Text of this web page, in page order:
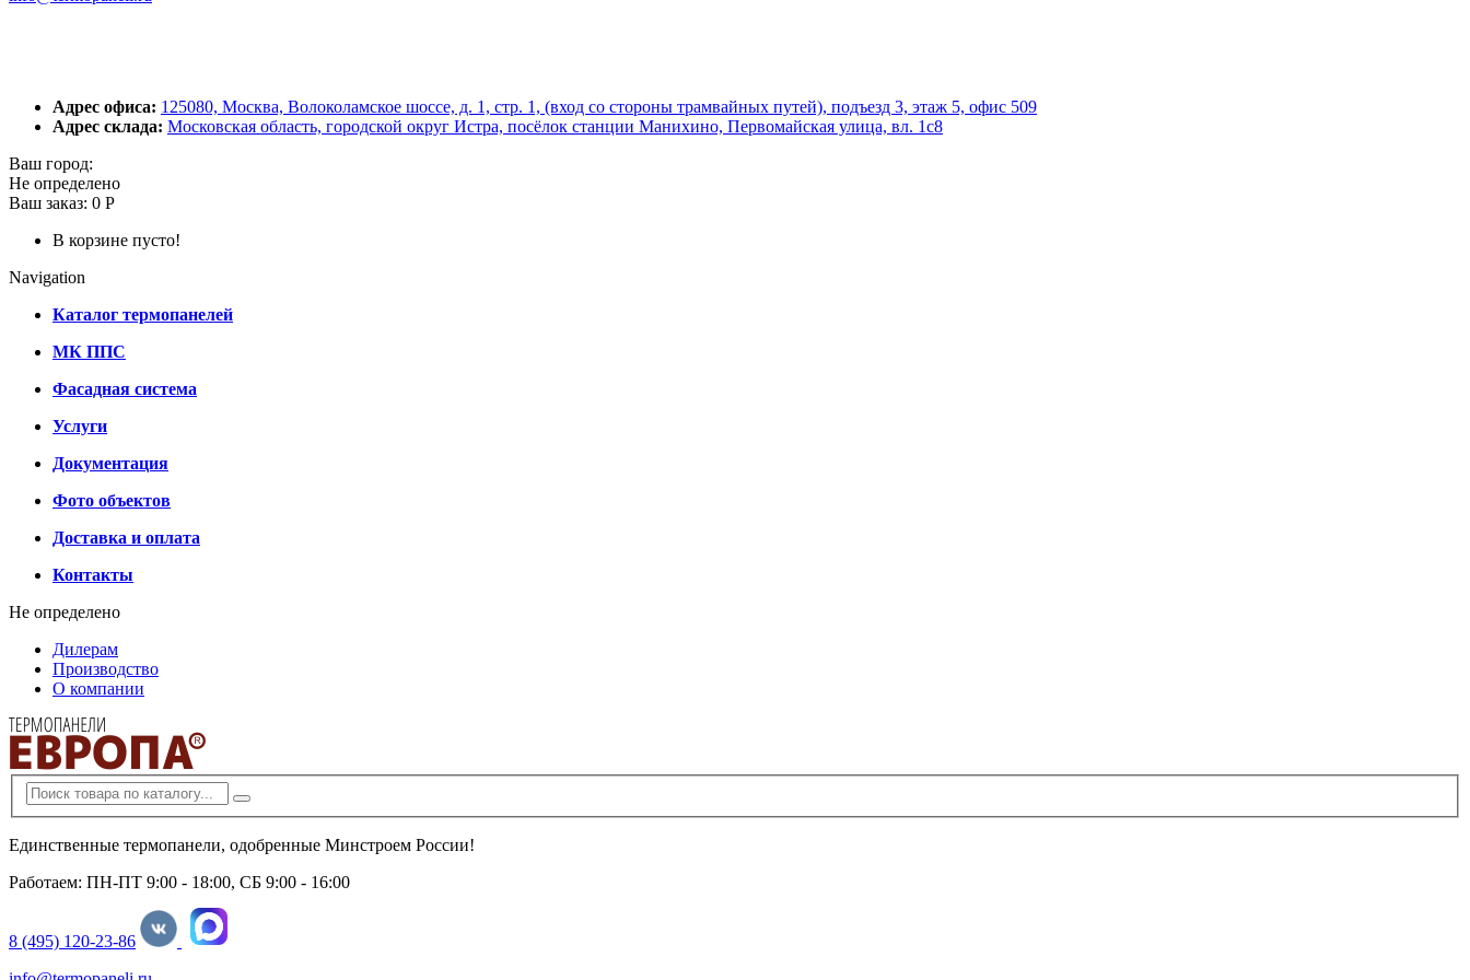
Адрес офиса: 125080, Москва, Волоколамское шоссе, д. 1, стр. 1, (вход со стороны трамвайных путей), подъезд 3, этаж 5, офис 509
Адрес склада: Московская область, городской округ Истра, посёлок станции Манихино, Первомайская улица, вл. 1с8
Ваш город:
Не определено
Ваш заказ: 0 Р
В корзине пусто!
Navigation
Каталог термопанелей
МК ППС
Фасадная система
Услуги
Документация
Фото объектов
Доставка и оплата
Контакты
Не определено
Дилерам
Производство
О компании
Единственные термопанели, одобренные Минстроем России!
Работаем: ПН-ПТ 9:00 - 18:00, СБ 9:00 - 16:00
8 (495) 120-23-86